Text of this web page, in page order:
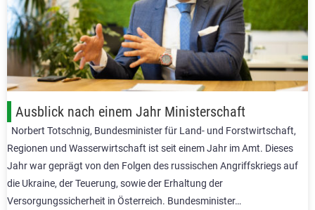
Ausblick nach einem Jahr Ministerschaft
Norbert Totschnig, Bundesminister für Land- und Forstwirtschaft,
Regionen und Wasserwirtschaft ist seit einem Jahr im Amt. Dieses
Jahr war geprägt von den Folgen des russischen Angriffskriegs auf
die Ukraine, der Teuerung, sowie der Erhaltung der
Versorgungssicherheit in Österreich. Bundesminister…